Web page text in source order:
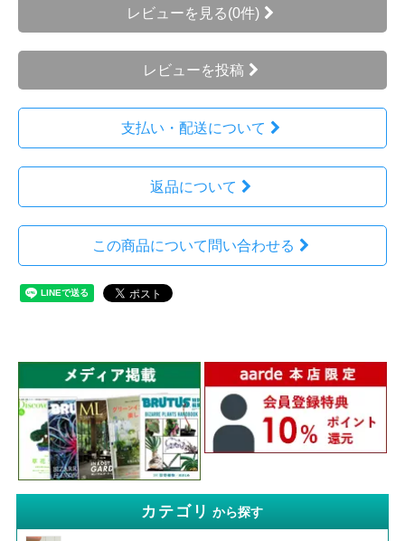
レビューを見る(0件)
レビューを投稿
支払い・配送について
返品について
この商品について問い合わせる
カテゴリ から探す